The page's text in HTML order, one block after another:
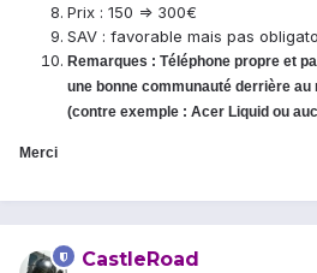
Prix : 150 => 300€
SAV : favorable mais pas
Remarques : Téléphone propre et
une bonne communauté derrière au
(contre exemple : Acer Liquid ou
Merci
CastleRoad